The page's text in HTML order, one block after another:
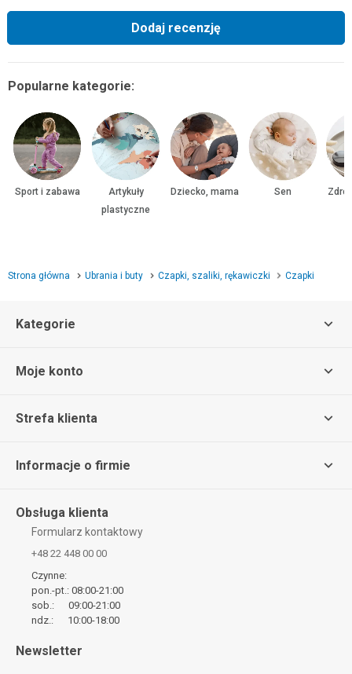
Dodaj recenzję
Popularne kategorie:
Sport i zabawa
Artykuły
plastyczne
Dziecko, mama Sen
Strona główna Ubrania i buty Czapki, szaliki, rękawiczki Czapki
Kategorie
Moje konto
Strefa klienta
Informacje o firmie
Obsługa klienta
Formularz kontaktowy
+48 22 448 00 00
Czynne:
pon.-pt.: 08:00-21:00
sob.: 09:00-21:00
ndz.: 10:00-18:00
Newsletter